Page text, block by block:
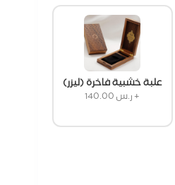
علبة خشبية فاخرة (ليزر)
+ر.س